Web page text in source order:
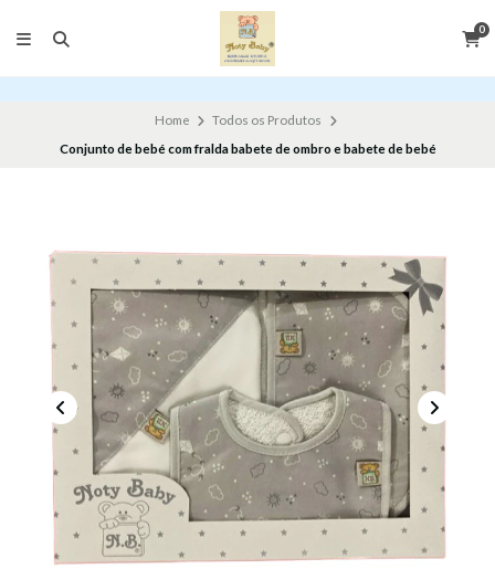
0
Home
Todos os Produtos
Conjunto de bebé com fralda babete de ombro e babete de bebé